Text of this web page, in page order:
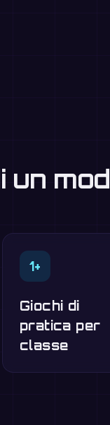
un
1+
Giochi di
pratica per
classe